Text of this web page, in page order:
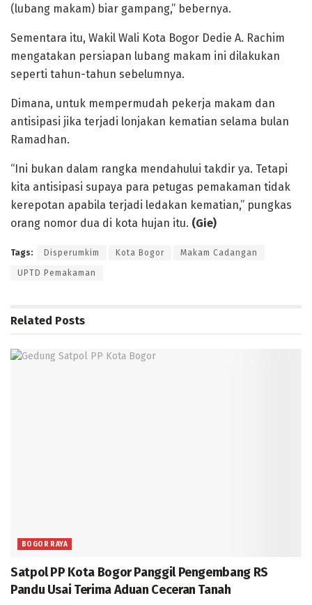
(lubang makam) biar gampang,” bebernya.
Sementara itu, Wakil Wali Kota Bogor Dedie A. Rachim
mengatakan persiapan lubang makam ini dilakukan
seperti tahun-tahun sebelumnya.
Dimana, untuk mempermudah pekerja makam dan
antisipasi jika terjadi lonjakan kematian selama bulan
Ramadhan.
“Ini bukan dalam rangka mendahului takdir ya. Tetapi
kita antisipasi supaya para petugas pemakaman tidak
kerepotan apabila terjadi ledakan kematian,” pungkas
orang nomor dua di kota hujan itu. (Gie)
Tags: Disperumkim Kota Bogor Makam Cadangan
UPTD Pemakaman
Related Posts
BOGOR RAYA
Satpol PP Kota Bogor Panggil Pengembang RS
Pandu Usai Terima Aduan Ceceran Tanah